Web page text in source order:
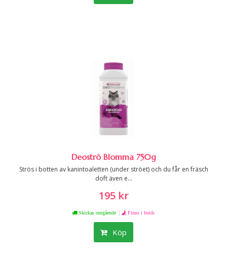
Deoströ Blomma 750g
Strös i botten av kanintoaletten (under ströet) och du får en fräsch
doft även e...
195 kr
Skickas omgående | Finns i butik
Köp